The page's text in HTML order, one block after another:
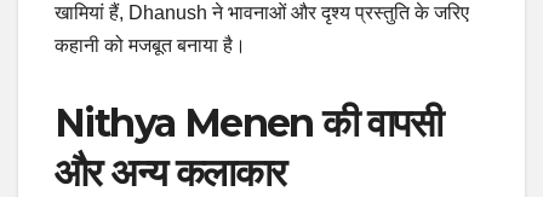
खामियां हैं, Dhanush ने भावनाओं और दृश्य प्रस्तुति के जरिए
कहानी को मजबूत बनाया है।
Nithya Menen की वापसी
और अन्य कलाकार